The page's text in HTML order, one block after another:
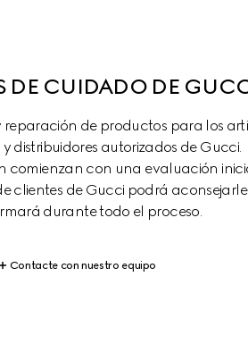
DE CUIDADO DE
de productos para los
distribuidores autorizados de Gucci.
comienzan con una evaluación
clientes de Gucci podrá
durante todo el proceso.
Contacte con nuestro equipo